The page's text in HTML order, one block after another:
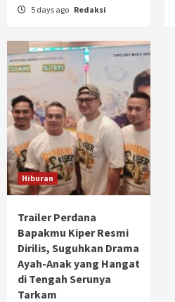
5 days ago Redaksi
Hiburan
Trailer Perdana
Bapakmu Kiper Resmi
Dirilis, Suguhkan Drama
Ayah-Anak yang Hangat
di Tengah Serunya
Tarkam